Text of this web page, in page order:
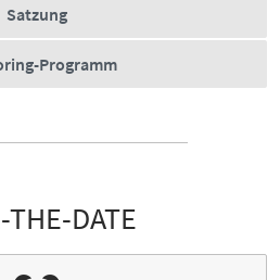
Satzung
Programm
THE-DATE